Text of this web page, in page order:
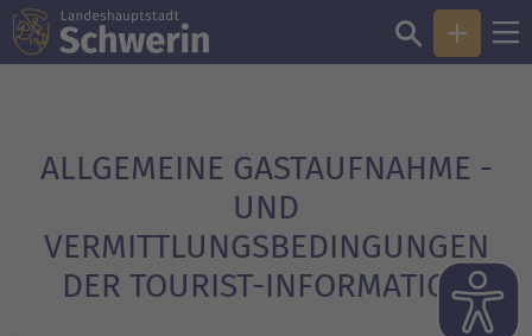
ALLGEMEINE GASTAUFNAHME -
UND
VERMITTLUNGSBEDINGUNGEN
DER TOURIST-INFORMATION